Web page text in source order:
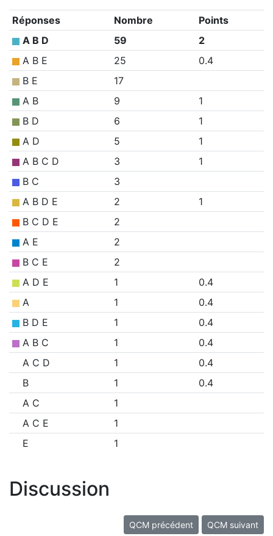
Réponses Nombre
Points
A B D
59
2
A B E
25
0.4
B E
17
A B
9
1
B D
6
1
A D
5
1
A B C D
3
1
B C
3
A B D E
2
1
B C D E
2
A E
2
B C E
2
A D E
1
0.4
A
1
0.4
B D E
1
0.4
A B C
1
0.4
A C D
1
0.4
B
1
0.4
A C
1
A C E
1
E
1
Discussion
QCM précédent QCM suivant